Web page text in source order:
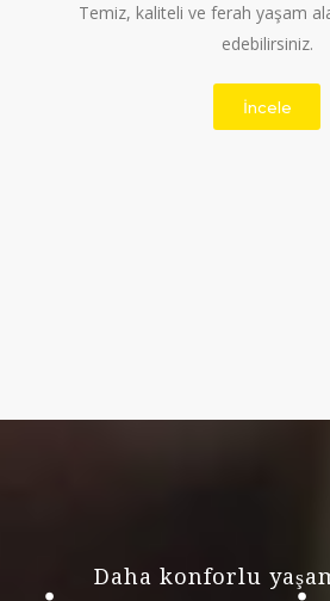
Temiz, kaliteli ve ferah yaşam
edebilirsiniz.
İncele
Daha konforlu